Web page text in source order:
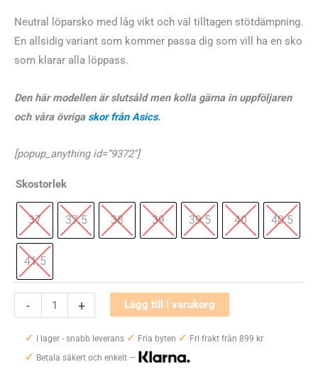
Neutral löparsko med låg vikt och väl tilltagen stötdämpning.
En allsidig variant som kommer passa dig som vill ha en sko
som klarar alla löppass.
Den här modellen är slutsåld men kolla gärna in uppföljaren
och våra övriga skor från Asics.
[popup_anything id=”9372″]
Skostorlek
37 37.5 38 39 39.5 40 40.5
41.5
-
Gel-
Cumulus
+ Lägg till i varukorg
✓ I lager - snabb leverans ✓ Fria byten ✓ Fri frakt från 899 kr
✓ Betala säkert och enkelt —